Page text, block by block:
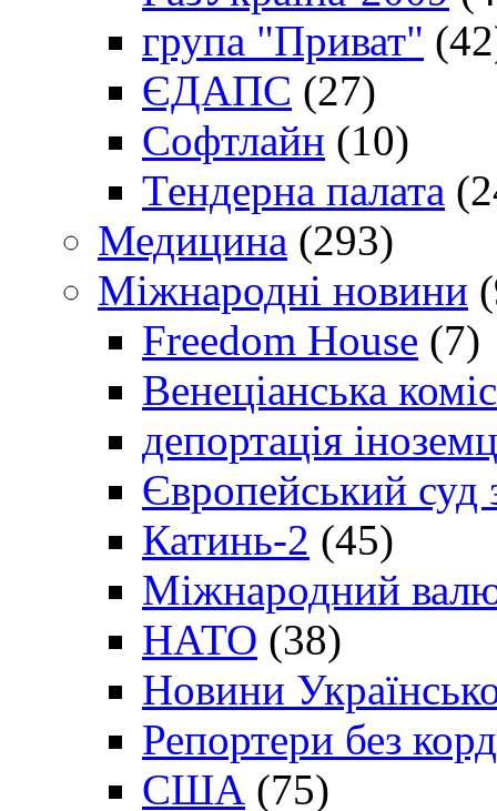
група "Приват"
ЄДАПС (27)
Софтлайн (10)
Тендерна палата
Медицина (293)
Міжнародні новини
Freedom House (7)
Венеціанська
депортація
Європейський
Катинь-2 (45)
Міжнародний
НАТО (38)
Новини
Репортери без
США (75)